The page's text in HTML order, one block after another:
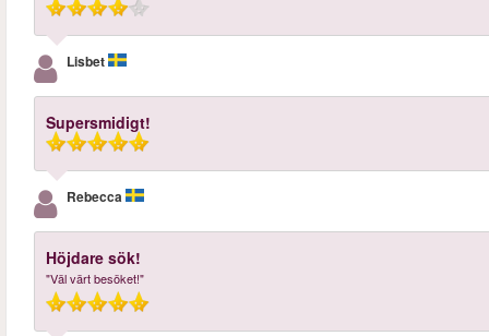
Lisbet
Supersmidigt!
Rebecca
Höjdare sök!
"Väl värt besöket!"